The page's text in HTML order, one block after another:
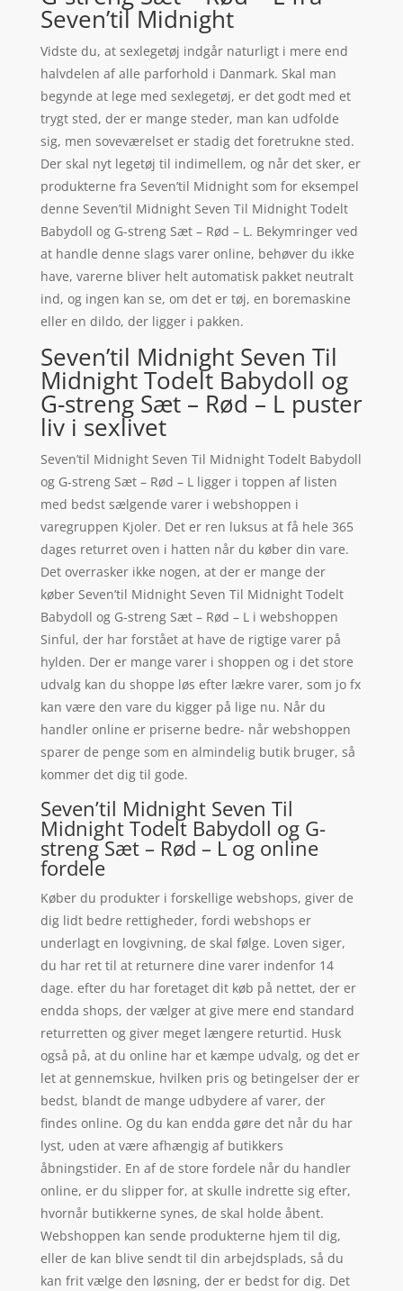
Seven’til Midnight
Vidste du, at sexlegetøj indgår naturligt i mere end
halvdelen af alle parforhold i Danmark. Skal man
begynde at lege med sexlegetøj, er det godt med et
trygt sted, der er mange steder, man kan udfolde
sig, men soveværelset er stadig det foretrukne sted.
Der skal nyt legetøj til indimellem, og når det sker, er
produkterne fra Seven’til Midnight som for eksempel
denne Seven’til Midnight Seven Til Midnight Todelt
Babydoll og G-streng Sæt – Rød – L. Bekymringer ved
at handle denne slags varer online, behøver du ikke
have, varerne bliver helt automatisk pakket neutralt
ind, og ingen kan se, om det er tøj, en boremaskine
eller en dildo, der ligger i pakken.
Seven’til Midnight Seven Til
Midnight Todelt Babydoll og
G-streng Sæt – Rød – L puster
liv i sexlivet
Seven’til Midnight Seven Til Midnight Todelt Babydoll
og G-streng Sæt – Rød – L ligger i toppen af listen
med bedst sælgende varer i webshoppen i
varegruppen Kjoler. Det er ren luksus at få hele 365
dages returret oven i hatten når du køber din vare.
Det overrasker ikke nogen, at der er mange der
køber Seven’til Midnight Seven Til Midnight Todelt
Babydoll og G-streng Sæt – Rød – L i webshoppen
Sinful, der har forstået at have de rigtige varer på
hylden. Der er mange varer i shoppen og i det store
udvalg kan du shoppe løs efter lækre varer, som jo fx
kan være den vare du kigger på lige nu. Når du
handler online er priserne bedre- når webshoppen
sparer de penge som en almindelig butik bruger, så
kommer det dig til gode.
Seven’til Midnight Seven Til
Midnight Todelt Babydoll og G-
streng Sæt – Rød – L og online
fordele
Køber du produkter i forskellige webshops, giver de
dig lidt bedre rettigheder, fordi webshops er
underlagt en lovgivning, de skal følge. Loven siger,
du har ret til at returnere dine varer indenfor 14
dage. efter du har foretaget dit køb på nettet, der er
endda shops, der vælger at give mere end standard
returretten og giver meget længere returtid. Husk
også på, at du online har et kæmpe udvalg, og det er
let at gennemskue, hvilken pris og betingelser der er
bedst, blandt de mange udbydere af varer, der
findes online. Og du kan endda gøre det når du har
lyst, uden at være afhængig af butikkers
åbningstider. En af de store fordele når du handler
online, er du slipper for, at skulle indrette sig efter,
hvornår butikkerne synes, de skal holde åbent.
Webshoppen kan sende produkterne hjem til dig,
eller de kan blive sendt til din arbejdsplads, så du
kan frit vælge den løsning, der er bedst for dig. Det